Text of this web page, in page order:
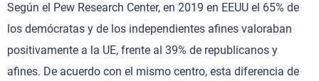
Según el Pew Research Center, en 2019 en EEUU el 65% de
los demócratas y de los independientes afines valoraban
positivamente a la UE, frente al 39% de republicanos y
afines. De acuerdo con el mismo centro, esta diferencia de